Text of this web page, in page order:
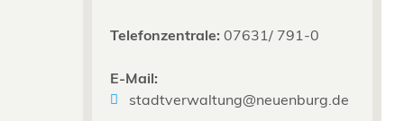
Telefonzentrale: 07631/ 791-0
E-Mail:
stadtverwaltung@neuenburg.de